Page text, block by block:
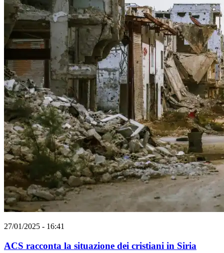
27/01/2025 - 16:41
ACS racconta la situazione dei cristiani in Siria